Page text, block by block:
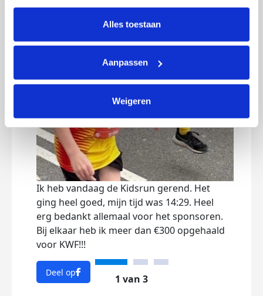
intrekken via Cookie instellingen onderaan de pagina. De
lijst met cookies is te vinden in het tabblad “details”.
Alles toestaan
Aanpassen
Weigeren
Ik heb vandaag de Kidsrun gerend. Het
ging heel goed, mijn tijd was 14:29. Heel
erg bedankt allemaal voor het sponsoren.
Bij elkaar heb ik meer dan €300 opgehaald
voor KWF!!!
Deel op
1 van 3